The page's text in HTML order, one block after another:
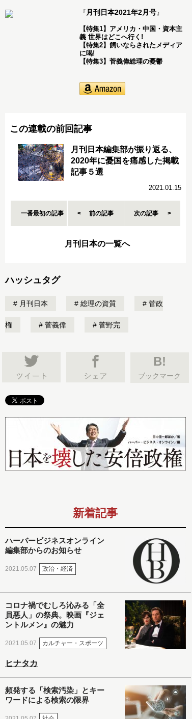
『 月刊日本2021年2月号 』
【特集1】アメリカ・中国・資本主
義 世界はどこへ行く!
【特集2】飼いならされたメディア
に喝!
【特集3】菅義偉総理の憂鬱
この連載の前回記事
月刊日本編集部が振り返る、
2020年に憂国を痛感した掲載
記事５選
2021.01.15
一番最初の記事 前の記事 次の記事
月刊日本の一覧へ
ハッシュタグ
月刊日本 総理の資質 菅政
権 菅義偉 菅野完
B!
ブックマーク
新着記事
ハーバービジネスオンライン
編集部からのお知らせ
2021.05.07 政治・経済
コロナ禍でむしろ沁みる「全
員悪人」の祭典。映画『ジェ
ントルメン』の魅力
2021.05.07 カルチャー・スポーツ
ヒナタカ
頻発する「検索汚染」とキー
ワードによる検索の限界